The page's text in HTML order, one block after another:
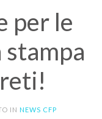
per le
stampa
IN NEWS CFP